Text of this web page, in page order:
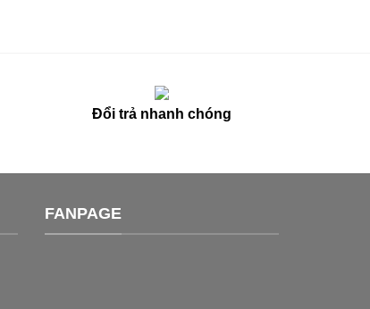
Đổi trả nhanh chóng
FANPAGE